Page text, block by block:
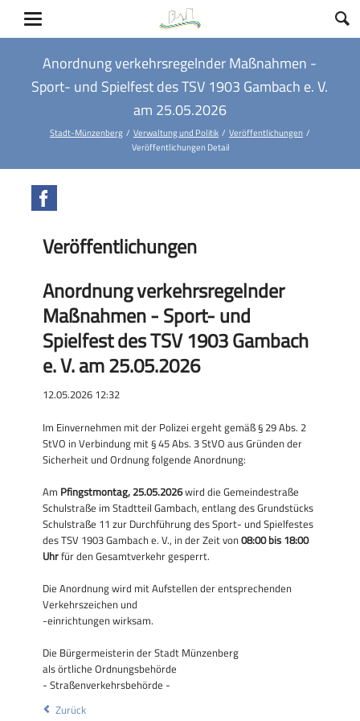
Anordnung verkehrsregelnder Maßnahmen -
Sport- und Spielfest des TSV 1903 Gambach e. V.
am 25.05.2026
Stadt-Münzenberg Verwaltung und Politik
Veröffentlichungen
Veröffentlichungen Detail
Veröffentlichungen
Anordnung verkehrsregelnder
Maßnahmen - Sport- und
Spielfest des TSV 1903 Gambach
e. V. am 25.05.2026
12.05.2026 12:32
Im Einvernehmen mit der Polizei ergeht gemäß § 29 Abs. 2
StVO in Verbindung mit § 45 Abs. 3 StVO aus Gründen der
Sicherheit und Ordnung folgende Anordnung:
Am Pfingstmontag, 25.05.2026wird die Gemeindestraße
Schulstraße im Stadtteil Gambach, entlang des Grundstücks
Schulstraße 11 zur Durchführung des Sport- und Spielfestes
des TSV 1903 Gambach e. V., in der Zeit von08:00 bis 18:00
Uhrfür den Gesamtverkehr gesperrt.
Die Anordnung wird mit Aufstellen der entsprechenden
Verkehrszeichen und
-einrichtungen wirksam.
Die Bürgermeisterin der Stadt Münzenberg
als örtliche Ordnungsbehörde
- Straßenverkehrsbehörde -
Zurück